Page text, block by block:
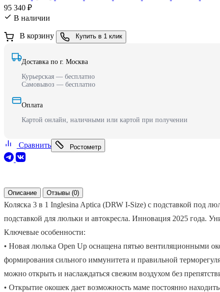
95 340 ₽
В наличии
В корзину Купить в 1 клик
Доставка по г. Москва
Курьерская — бесплатно
Самовывоз — бесплатно
Оплата
Картой онлайн, наличными или картой при получении
Сравнить Ростометр
Описание Отзывы (0)
Коляска 3 в 1 Inglesina Aptica (DRW I-Size) с подставкой под
подставкой для люльки и автокресла. Инновация 2025 года.
Ключевые особенности:
• Новая люлька Open Up оснащена пятью вентиляционными
формирования сильного иммунитета и правильной
можно открыть и наслаждаться свежим воздухом без
• Открытие окошек дает возможность маме постоянно